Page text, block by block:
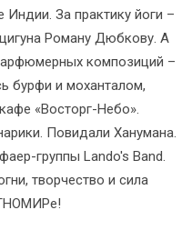
За практику йоги –
Роману Дюбкову. А
композиций –
бурфи и моханталом,
«Восторг-Небо».
Повидали Ханумана.
группы Lando's Band.
творчество и сила